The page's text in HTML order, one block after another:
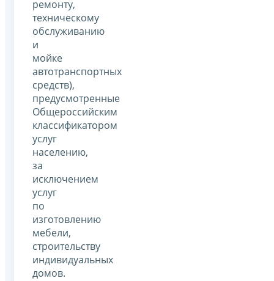
ремонту,
техническому
обслуживанию
и
мойке
автотранспортных
средств),
предусмотренные
Общероссийским
классификатором
услуг
населению,
за
исключением
услуг
по
изготовлению
мебели,
строительству
индивидуальных
домов.